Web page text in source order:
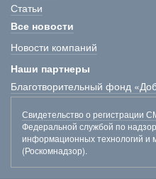
Статьи
Все новости
Новости компаний
Наши партнеры
Благотворительный фонд
Свидетельство о регистрации
Федеральной службой по
информационных технологий и
(Роскомнадзор).